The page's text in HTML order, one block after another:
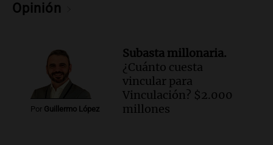
Episodios
Audio.Mateo, a los 25 años, lucha
contra el tiempo: necesita un trasplante
para poder seguir viviend
Opinión
Por Guillermo López
Subasta millonaria.
¿Cuánto cuesta
vincular para
Vinculación? $2.000
millones